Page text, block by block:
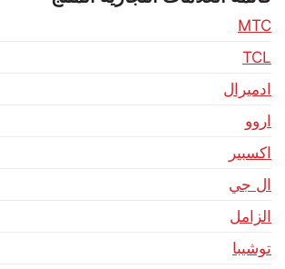
MTC
TCL
ادميرال
اروو
اكسبير
ال جي
الزامل
توشيبا